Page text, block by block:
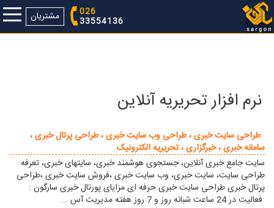
مشتریان 026
33554136
نرم افزار تحریریه آنلاین
طراحی سایت خبری ، طراحی وب سایت خبری ، طراحی پرتال خبری ،
سامانه خبری ، خبرگزاری ، تحريريه الکترونيک
سایت جامع خبری آنلاین، جستجوی هوشمند خبری، سایتهای خبری، تعرفه
طراحی سایت، سایت خبری، وب سایت خبری ،فروش سایت خبری ،طراحی
پرتال خبری طراحی سایت خبری حرفه ای مزایای پورتال خبری سارگون :
فعالیت در 24 ساعت شبانه روز و 7 روز هفته مدیریت آس
...